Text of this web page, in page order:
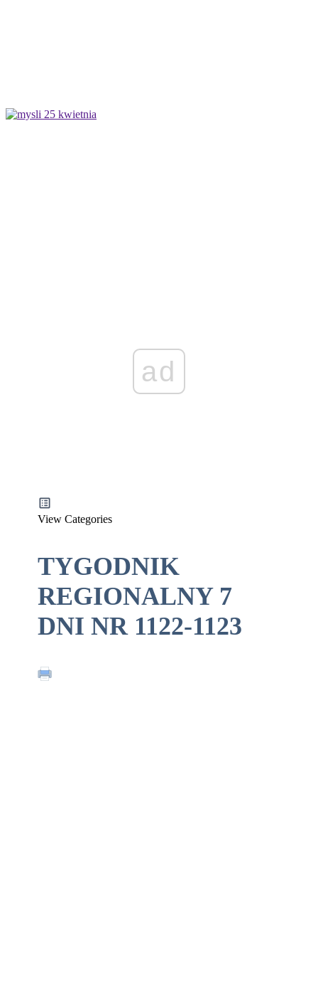
ad
View Categories
TYGODNIK
REGIONALNY 7
DNI NR 1122-1123